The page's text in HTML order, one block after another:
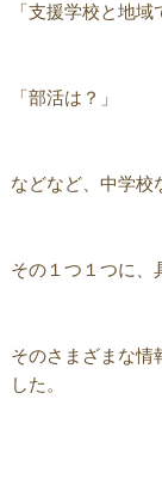
「支援学校と地
「部活は？」
などなど、中学校
その１つ１つに、
そのさまざまな情
した。